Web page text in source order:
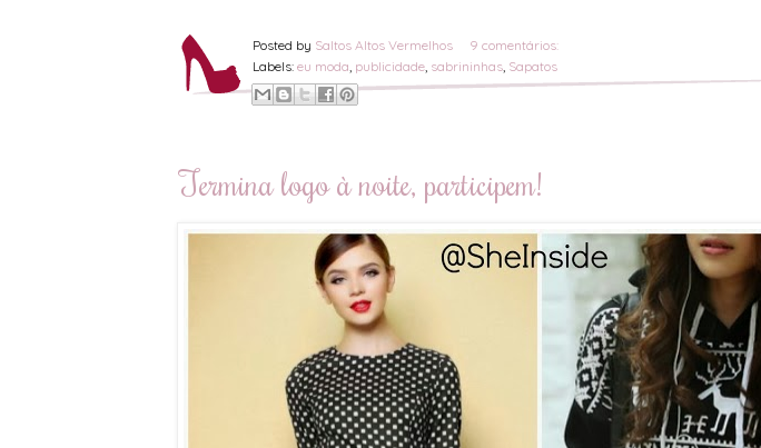
Posted by Saltos Altos Vermelhos
9 comentários:
Labels: eu moda, publicidade, sabrininhas, Sapatos
Termina logo à noite, participem!